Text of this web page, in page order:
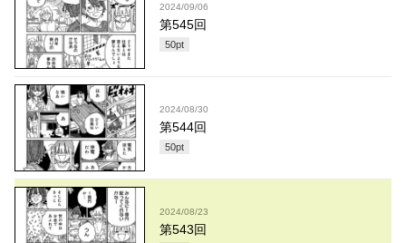
2024/09/06
第545回
50pt
2024/08/30
第544回
50pt
2024/08/23
第543回